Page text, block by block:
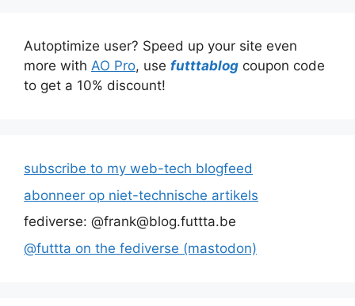
Autoptimize user? Speed up your site even
more with AO Pro, use futttablog coupon code
to get a 10% discount!
subscribe to my web-tech blogfeed
abonneer op niet-technische artikels
fediverse: @frank@blog.futtta.be
@futtta on the fediverse (mastodon)